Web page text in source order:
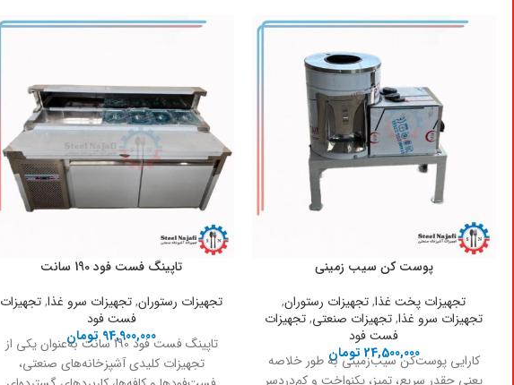
پوست کن سیب زمینی
تجهیزات پخت غذا,تجهیزات رستوران,
تجهیزات سرو غذا,تجهیزات صنعتی,تجهیزات
فست فود
24,500,000 تومان
کارایی پوست‌کن سیب‌زمینی به طور خلاصه
یعنی چقدر سریع، تمیز، یکنواخت و کم‌دردسر
تاپینگ فست فود 190 سانت
تجهیزات رستوران,تجهیزات سرو غذا,تجهیزات
فست فود
94,900,000 تومان
تاپینگ فست فود 190 سانت به‌عنوان یکی از
تجهیزات کلیدی آشپزخانه‌های صنعتی،